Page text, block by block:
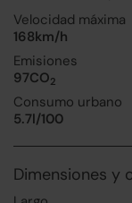
Velocidad máxima
168km/h
Emisiones
97CO2
Consumo urbano
5.7l/100
Dimensiones y